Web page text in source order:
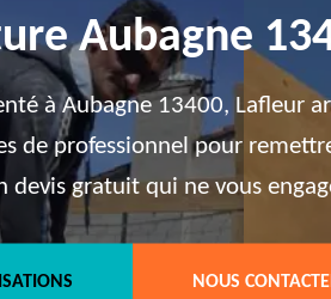
Aubagne
à Aubagne 13400, Lafleur
de professionnel pour
devis gratuit qui ne vous
NOUS